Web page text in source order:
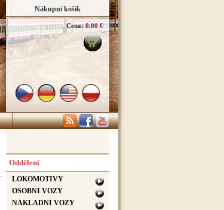
Nákupní košík
Cena: 0.00 €
Oddělení
LOKOMOTIVY
OSOBNÍ VOZY
NÁKLADNÍ VOZY